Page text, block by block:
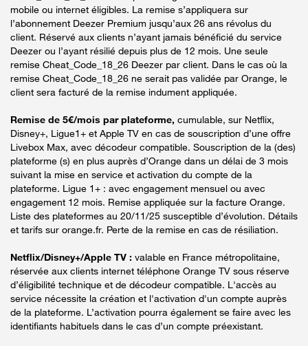
mobile ou internet éligibles. La remise s’appliquera sur
l’abonnement Deezer Premium jusqu’aux 26 ans révolus du
client. Réservé aux clients n’ayant jamais bénéficié du service
Deezer ou l’ayant résilié depuis plus de 12 mois. Une seule
remise Cheat_Code_18_26 Deezer par client. Dans le cas où la
remise Cheat_Code_18_26 ne serait pas validée par Orange, le
client sera facturé de la remise indument appliquée.
Remise de 5€/mois par plateforme, cumulable, sur Netflix,
Disney+, Ligue1+ et Apple TV en cas de souscription d’une offre
Livebox Max, avec décodeur compatible. Souscription de la (des)
plateforme (s) en plus auprès d’Orange dans un délai de 3 mois
suivant la mise en service et activation du compte de la
plateforme. Ligue 1+ : avec engagement mensuel ou avec
engagement 12 mois. Remise appliquée sur la facture Orange.
Liste des plateformes au 20/11/25 susceptible d’évolution. Détails
et tarifs sur orange.fr. Perte de la remise en cas de résiliation.
Netflix/Disney+/Apple TV : valable en France métropolitaine,
réservée aux clients internet téléphone Orange TV sous réserve
d’éligibilité technique et de décodeur compatible. L'accès au
service nécessite la création et l'activation d'un compte auprès
de la plateforme. L’activation pourra également se faire avec les
identifiants habituels dans le cas d’un compte préexistant.